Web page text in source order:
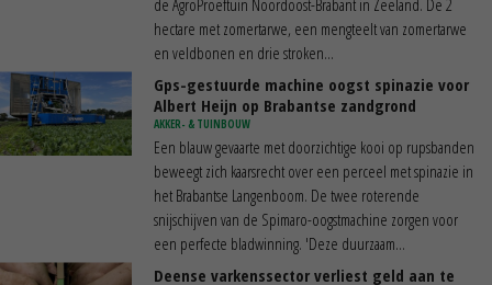
de AgroProeftuin Noordoost-Brabant in Zeeland. De 2
hectare met zomertarwe, een mengteelt van zomertarwe
en veldbonen en drie stroken...
Gps-gestuurde machine oogst spinazie voor
Albert Heijn op Brabantse zandgrond
AKKER- & TUINBOUW
Een blauw gevaarte met doorzichtige kooi op rupsbanden
beweegt zich kaarsrecht over een perceel met spinazie in
het Brabantse Langenboom. De twee roterende
snijschijven van de Spimaro-oogstmachine zorgen voor
een perfecte bladwinning. 'Deze duurzaam...
Deense varkenssector verliest geld aan te